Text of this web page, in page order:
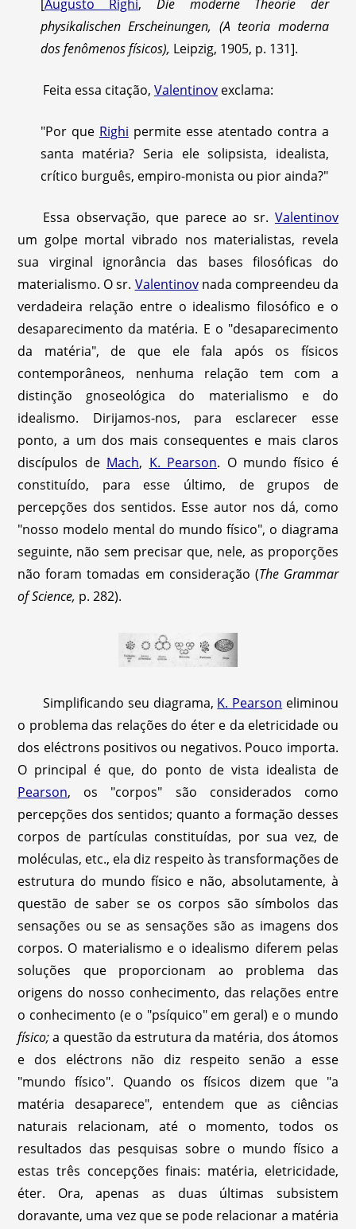
[Augusto Righi, Die moderne Theorie der
physikalischen Erscheinungen, (A teoria moderna
dos fenômenos físicos), Leipzig, 1905, p. 131].
Feita essa citação,Valentinov exclama:
"Por que Righi permite esse atentado contra a
santa matéria? Seria ele solipsista, idealista,
crítico burguês, empiro-monista ou pior ainda?"
Essa observação, que parece ao sr. Valentinov
um golpe mortal vibrado nos materialistas, revela
sua virginal ignorância das bases filosóficas do
materialismo. O sr. Valentinovnada compreendeu da
verdadeira relação entre o idealismo filosófico e o
desaparecimento da matéria. E o "desaparecimento
da matéria", de que ele fala após os físicos
contemporâneos, nenhuma relação tem com a
distinção gnoseológica do materialismo e do
idealismo. Dirijamos-nos, para esclarecer esse
ponto, a um dos mais consequentes e mais claros
discípulos de Mach, K. Pearson. O mundo físico é
constituído, para esse último, de grupos de
percepções dos sentidos. Esse autor nos dá, como
"nosso modelo mental do mundo físico", o diagrama
seguinte, não sem precisar que, nele, as proporções
não foram tomadas em consideração (The Grammar
of Science, p. 282).
Simplificando seu diagrama, K. Pearson eliminou
o problema das relações do éter e da eletricidade ou
dos eléctrons positivos ou negativos. Pouco importa.
O principal é que, do ponto de vista idealista de
Pearson, os "corpos" são considerados como
percepções dos sentidos; quanto a formação desses
corpos de partículas constituídas, por sua vez, de
moléculas, etc., ela diz respeito às transformações de
estrutura do mundo físico e não, absolutamente, à
questão de saber se os corpos são símbolos das
sensações ou se as sensações são as imagens dos
corpos. O materialismo e o idealismo diferem pelas
soluções que proporcionam ao problema das
origens do nosso conhecimento, das relações entre
o conhecimento (e o "psíquico" em geral) e o mundo
físico;a questão da estrutura da matéria, dos átomos
e dos eléctrons não diz respeito senão a esse
"mundo físico". Quando os físicos dizem que "a
matéria desaparece", entendem que as ciências
naturais relacionam, até o momento, todos os
resultados das pesquisas sobre o mundo físico a
estas três concepções finais: matéria, eletricidade,
éter. Ora, apenas as duas últimas subsistem
doravante, uma vez que se pode relacionar a matéria